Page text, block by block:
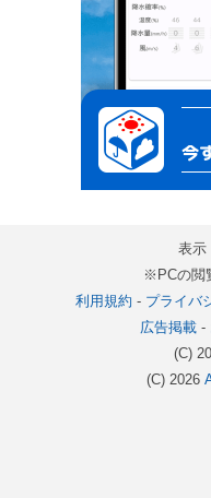
表示
※PCの閲
利用規約 - プライバ
広告掲載-
(C)
(C) 2026